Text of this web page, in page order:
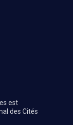
est
des Cités